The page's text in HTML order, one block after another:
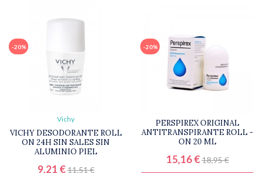
-20%
Vichy
VICHY DESODORANTE ROLL
ON 24H SIN SALES SIN
ALUMINIO PIEL
9,21 €11,51 €
-20%
PERSPIREX ORIGINAL
ANTITRANSPIRANTE ROLL -
ON 20 ML
15,16 €18,95 €